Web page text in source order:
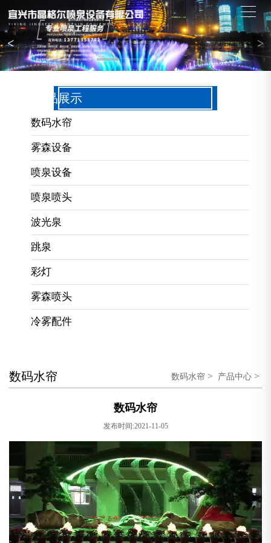
< >
产品展示
数码水帘
雾森设备
喷泉设备
喷泉喷头
波光泉
跳泉
彩灯
雾森喷头
冷雾配件
数码水帘 数码水帘 > 产品中心 >
数码水帘
发布时间:2021-11-05